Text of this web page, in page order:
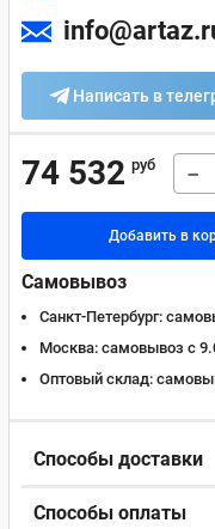
Написать в
74 532 руб −
Добавить в
Самовывоз
Санкт-Петербург:
Москва: самовывоз с
Оптовый склад:
Способы доставки
Способы оплаты